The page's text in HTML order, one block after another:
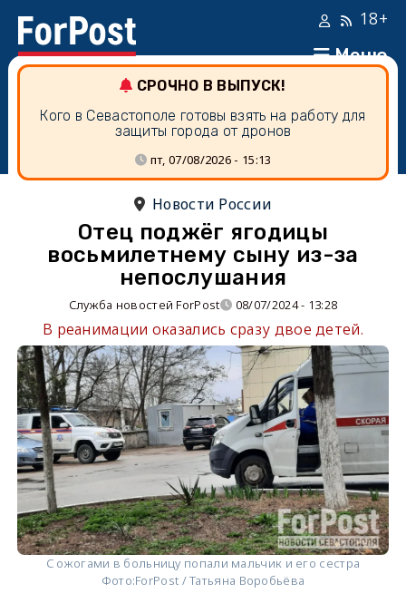
Меню
18+
СРОЧНО В ВЫПУСК!
Кого в Севастополе готовы взять на работу для
защиты города от дронов
пт, 07/08/2026 - 15:13
Новости России
Отец поджёг ягодицы
восьмилетнему сыну из-за
непослушания
Служба новостей ForPost 08/07/2024 - 13:28
В реанимации оказались сразу двое детей.
С ожогами в больницу попали мальчик и его сестра
Фото:ForPost / Татьяна Воробьёва